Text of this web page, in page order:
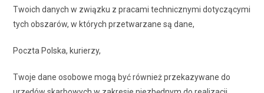
Twoich danych w związku z pracami technicznymi dotyczącymi
tych obszarów, w których przetwarzane są dane,
Poczta Polska, kurierzy,
Twoje dane osobowe mogą być również przekazywane do